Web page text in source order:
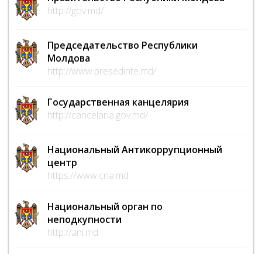
http://gov.md/
Председательство Республики
Молдова
http://www.presedinte.md/
Государственная канцелярия
http://cancelaria.gov.md/
Национальный Антикоррупционный
центр
https://www.cna.md
Национальный орган по
неподкупности
http://ani.md